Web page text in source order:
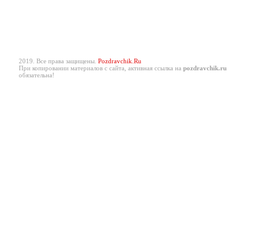
2019. Все права защищены. Pozdravchik.Ru
При копировании материалов с сайта, активная ссылка на pozdravchik.ru
обязательна!